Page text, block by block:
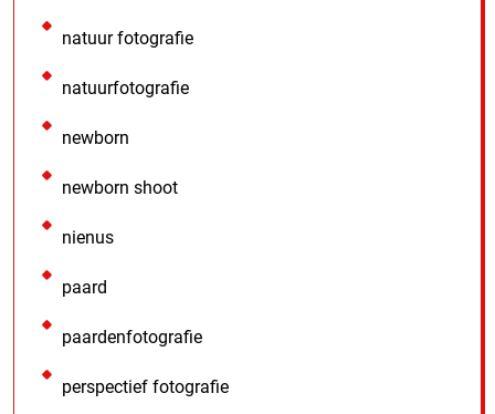
natuur fotografie
natuurfotografie
newborn
newborn shoot
nienus
paard
paardenfotografie
perspectief fotografie